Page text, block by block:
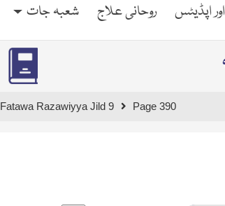
اپڈیٹس روحانی علاج شعبہ جات
Fatawa Razawiyya Jild 9 Page 390